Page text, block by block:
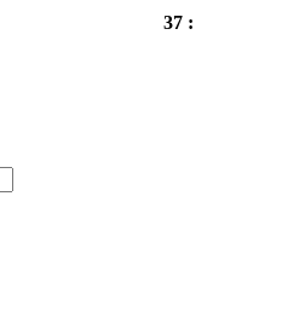
37 :